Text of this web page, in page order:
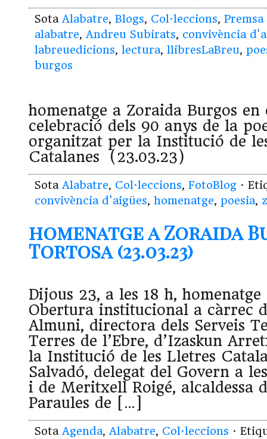
Sota Alabatre, Blogs, Col·leccions, Premsa
alabatre, Andreu Subirats, convivència
labreuedicions, lectura, llibresLaBreu,
burgos
homenatge a Zoraida Burgos en
celebració dels 90 anys de la
organitzat per la Institució de
Catalanes (23.03.23)
Sota Alabatre, Col·leccions, FotoBlog ·
convivència d'aigües, homenatge, poesia,
homenatge a Zoraida
Tortosa (23.03.23)
Dijous 23, a les 18 h,
Obertura institucional a càrrec
Almuni, directora dels Serveis
Terres de l’Ebre, d’Izaskun
la Institució de les Lletres
Salvadó, delegat del Govern a
i de Meritxell Roigé, alcaldessa
Paraules de […]
Sota Agenda, Alabatre, Col·leccions ·